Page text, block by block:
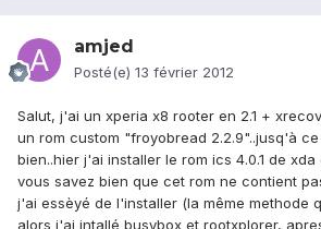
amjed
Posté(e) 13 février 2012
Salut, j'ai un xperia x8 rooter en 2.1 +
un rom custom "froyobread 2.2.9"..jusq'à
bien..hier j'ai installer le rom ics 4.0.1 de
vous savez bien que cet rom ne contient
j'ai essèyé de l'installer (la même methode
alors j'ai intallé busybox et rootxplorer,